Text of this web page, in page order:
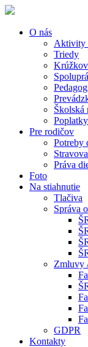
O nás
Aktivity
Triedy
Školská
Poplatky
Pre rodičov
Potreby
Práva
Foto
Na stiahnutie
Tlačiva
Správa
Zmluvy
GDPR
Kontakty